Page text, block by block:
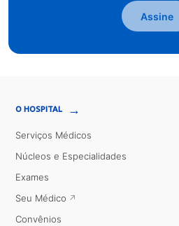
Assine
O HOSPITAL →
Serviços Médicos
Núcleos e Especialidades
Exames
Seu Médico
Convênios